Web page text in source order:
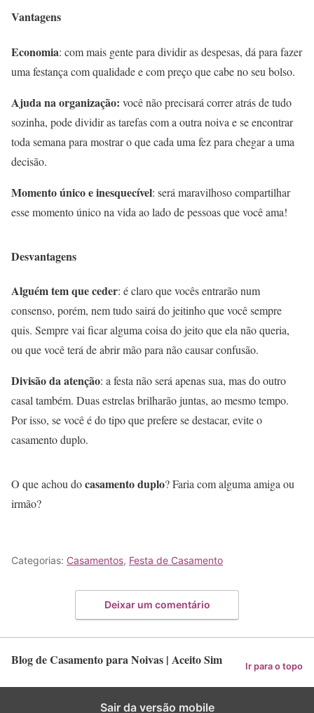
Vantagens
Economia: com mais gente para dividir as despesas, dá para fazer
uma festança com qualidade e com preço que cabe no seu bolso.
Ajuda na organização: você não precisará correr atrás de tudo
sozinha, pode dividir as tarefas com a outra noiva e se encontrar
toda semana para mostrar o que cada uma fez para chegar a uma
decisão.
Momento único e inesquecível: será maravilhoso compartilhar
esse momento único na vida ao lado de pessoas que você ama!
Desvantagens
Alguém tem que ceder: é claro que vocês entrarão num
consenso, porém, nem tudo sairá do jeitinho que você sempre
quis. Sempre vai ficar alguma coisa do jeito que ela não queria,
ou que você terá de abrir mão para não causar confusão.
Divisão da atenção: a festa não será apenas sua, mas do outro
casal também. Duas estrelas brilharão juntas, ao mesmo tempo.
Por isso, se você é do tipo que prefere se destacar, evite o
casamento duplo.
O que achou docasamento duplo? Faria com alguma amiga ou
irmão?
Categorias: Casamentos, Festa de Casamento
Deixar um comentário
Blog de Casamento para Noivas | Aceito Sim Ir para o topo
Sair da versão mobile